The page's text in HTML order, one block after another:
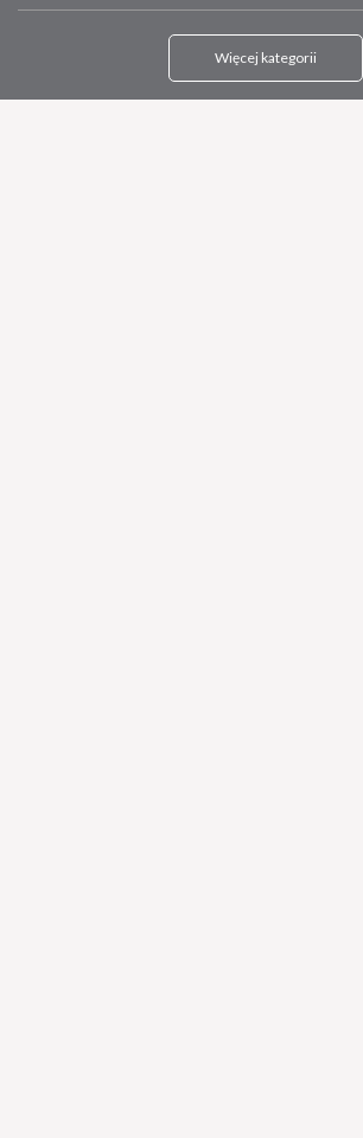
Więcej kategorii